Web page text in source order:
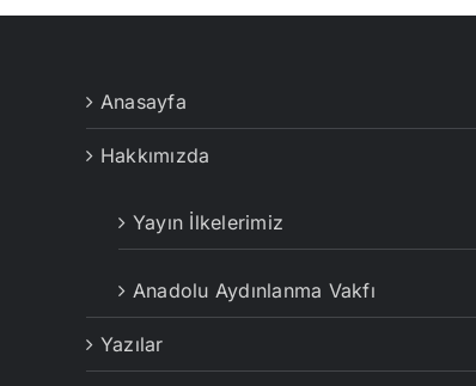
Anasayfa
Hakkımızda
Yayın İlkelerimiz
Anadolu Aydınlanma Vakfı
Yazılar